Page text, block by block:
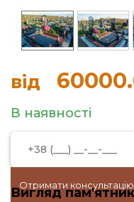
від
В наявності
Отримати консультацію
Вигляд